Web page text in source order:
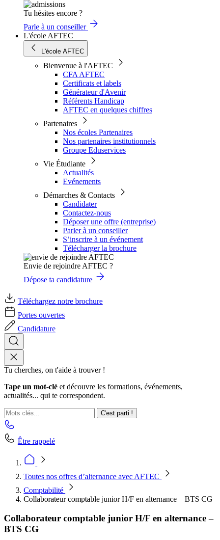
Tu hésites encore ?
Parle à un conseiller
L'école AFTEC
L'école AFTEC
Bienvenue à l'AFTEC
CFA AFTEC
Certificats et labels
Générateur d'Avenir
Référents Handicap
AFTEC en quelques chiffres
Partenaires
Nos écoles Partenaires
Nos partenaires institutionnels
Groupe Eduservices
Vie Étudiante
Actualités
Evénements
Démarches & Contacts
Candidater
Contactez-nous
Déposer une offre (entreprise)
Parler à un conseiller
S’inscrire à un événement
Télécharger la brochure
Envie de rejoindre AFTEC ?
Dépose ta candidature
Téléchargez notre brochure
Portes ouvertes
Candidature
Tu cherches, on t'aide à trouver !
Tape un mot-clé et découvre les formations, événements,
actualités... qui te correspondent.
C'est parti !
Être rappelé
Toutes nos offres d’alternance avec AFTEC
Comptabilité
Collaborateur comptable junior H/F en alternance – BTS CG
Collaborateur comptable junior H/F en alternance –
BTS CG